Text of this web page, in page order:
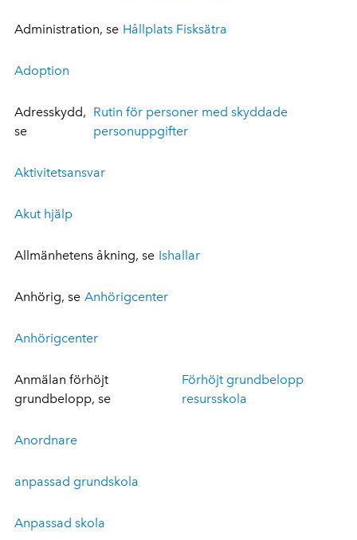
Administration, se Hållplats Fisksätra
Adoption
Adresskydd,
se
Rutin för personer med skyddade
personuppgifter
Aktivitetsansvar
Akut hjälp
Allmänhetens åkning, se Ishallar
Anhörig, se Anhörigcenter
Anhörigcenter
Anmälan förhöjt
grundbelopp, se
Förhöjt grundbelopp
resursskola
Anordnare
anpassad grundskola
Anpassad skola